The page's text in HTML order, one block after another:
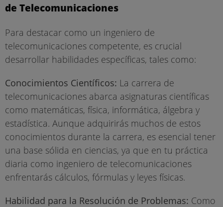
de Telecomunicaciones
Para destacar como un ingeniero de
telecomunicaciones competente, es crucial
desarrollar habilidades específicas, tales como:
Conocimientos Científicos: La carrera de
telecomunicaciones abarca asignaturas científicas
como matemáticas, física, informática, álgebra y
estadística. Aunque adquirirás muchos de estos
conocimientos durante la carrera, es esencial tener
una base sólida en ciencias, ya que en tu práctica
diaria como ingeniero de telecomunicaciones
enfrentarás cálculos, fórmulas y leyes físicas.
Habilidad para la Resolución de Problemas: Como